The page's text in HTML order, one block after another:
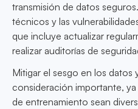
transmisión de datos
técnicos y las
que incluye actualizar
realizar auditorías de
Mitigar el sesgo en los datos
consideración importante,
de entrenamiento sean